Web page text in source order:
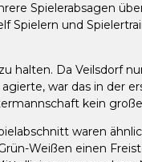
Spielerabsagen
Spielern und
halten. Da Veilsdorf
war das in der
kein
waren
Weißen einen